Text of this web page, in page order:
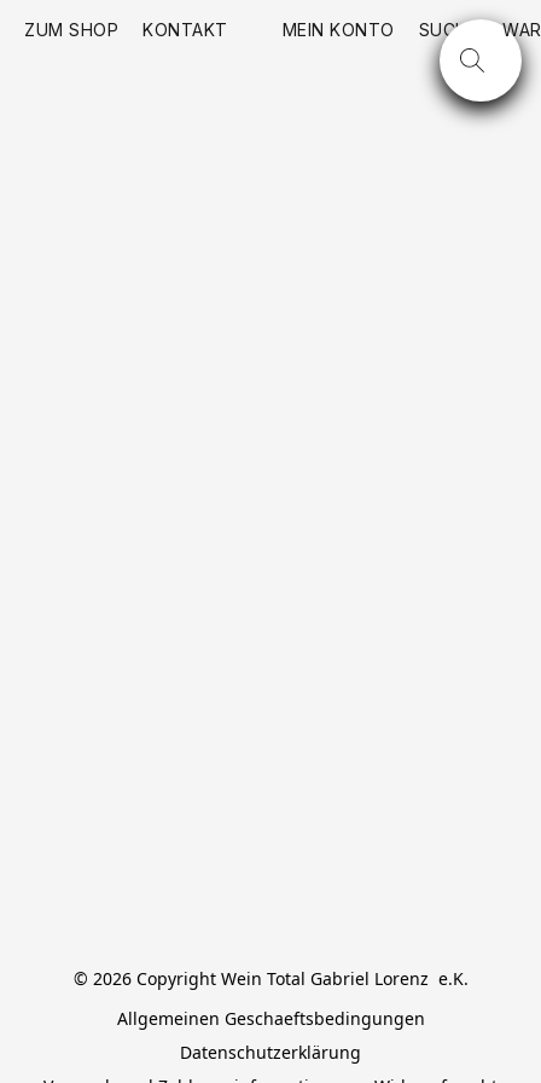
ZUM SHOP KONTAKT MEIN KONTO SUCHE
© 2026 Copyright Wein Total Gabriel Lorenz  e.K.
Allgemeinen Geschaeftsbedingungen
Datenschutzerklärung